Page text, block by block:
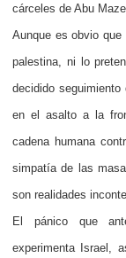
cárceles de Abu
Aunque es obvio que
palestina, ni lo
decidido
en el asalto a la
cadena humana
simpatía de las
son realidades
El pánico que
experimenta Israel,